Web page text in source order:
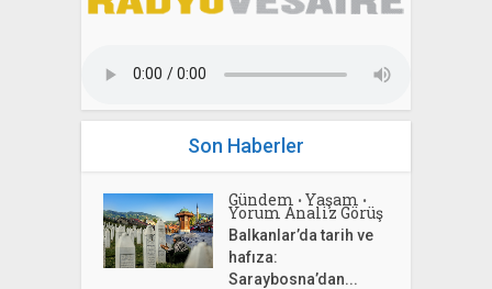
Son Haberler
Gündem • Yaşam •
Yorum Analiz Görüş
Balkanlar’da tarih ve
hafıza:
Saraybosna’dan...